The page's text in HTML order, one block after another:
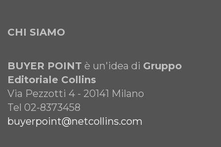
CHI SIAMO
BUYER POINT è un'idea di Gruppo
Editoriale Collins
Via Pezzotti 4 - 20141 Milano
Tel 02-8373458
buyerpoint@netcollins.com